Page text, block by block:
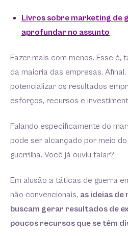
Livros sobre marketing de
aprofundar no assunto
Fazer mais com menos. Esse é,
da maioria das empresas.
potencializar os resultados
esforços, recursos e
Falando especificamente do
pode ser alcançado por meio
guerrilha. Você já ouviu falar?
Em alusão a táticas de guerra
não convencionais, as ideias
buscam gerar resultados de
poucos recursos que se têm